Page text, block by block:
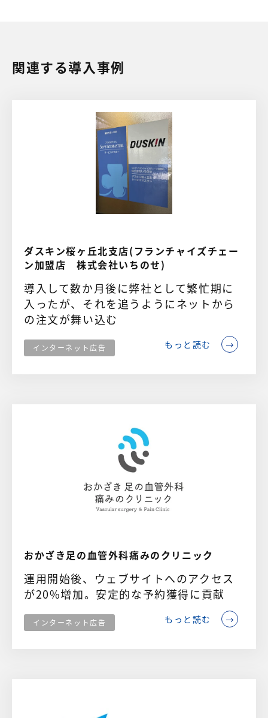
関連する導入事例
ダスキン桜ヶ丘北支店(フランチャイズチェー
ン加盟店 株式会社いちのせ)
導入して数か月後に弊社として繁忙期に
入ったが、それを追うようにネットから
の注文が舞い込む
インターネット広告 もっと読む
おかざき足の血管外科痛みのクリニック
運用開始後、ウェブサイトへのアクセス
が20%増加。安定的な予約獲得に貢献
インターネット広告 もっと読む